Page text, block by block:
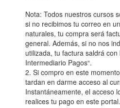
Nota: Todos nuestros cursos
si no recibimos tu correo en
naturales, tu compra será
general. Además, si no nos
utilizada, tu factura saldrá
Intermediario Pagos“.
2. Si compro en este
tardan en darme acceso al
Instantáneamente, el acceso
realices tu pago en este portal.